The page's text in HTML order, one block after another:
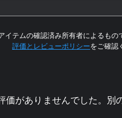
テムの確認済み所有者によるもの
評価とレビューポリシーをご確認
価がありませんでした。別